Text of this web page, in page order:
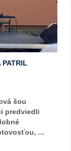
PATRIL
šou
predviedli
...